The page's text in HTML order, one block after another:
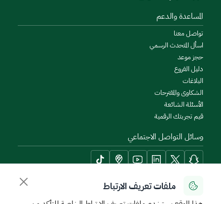
ملفات تعريف الارتباط
المساعدة والدعم
تواصل معنا
اسأل المتحدث الرسمي
حجز موعد
دليل الفروع
البلاغات
الشكاوى والمقترحات
الأسئلة الشائعة
قيم تجربتك الرقمية
وسائل التواصل الاجتماعي
أدوات الإتاحة وامكانية الوصول